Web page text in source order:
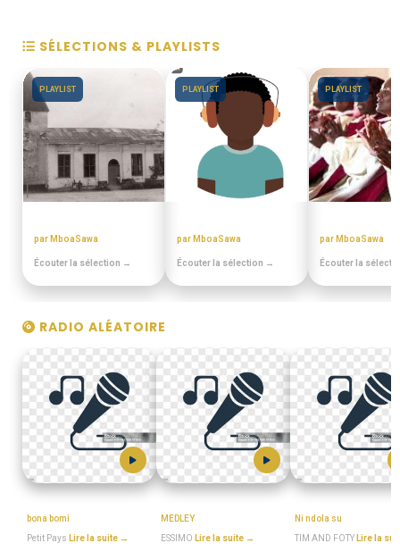
SÉLECTIONS & PLAYLISTS
PLAYLIST
par MboaSawa
Écouter la sélection →
PLAYLIST
par MboaSawa
Écouter la sélection →
PLAYLIST
par MboaSawa
Écouter la
RADIO ALÉATOIRE
bona bomi
Petit Pays Lire la suite →
MEDLEY
ESSIMO Lire la suite →
Ni ndola su
TIM AND FOTY Lire la